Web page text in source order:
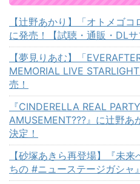
【辻野あかり】「オトメゴ
に発売！【試聴・通販・DLサ
【夢見りあむ】「
MEMORIAL LIVE
売！
『CINDERELLA REAL
AMUSEMENT???』に辻野
決定！
【砂塚あきら再登場】『未
ちの #ニューステージガシャ